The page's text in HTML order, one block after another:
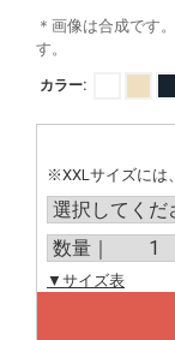
＊画像は合成です
す。
カラー:
※XXLサイズには
▼サイズ表